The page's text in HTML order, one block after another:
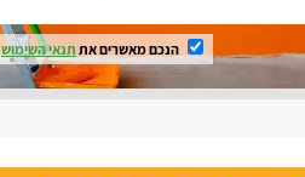
הנכם מאשרים את תנאי השימוש